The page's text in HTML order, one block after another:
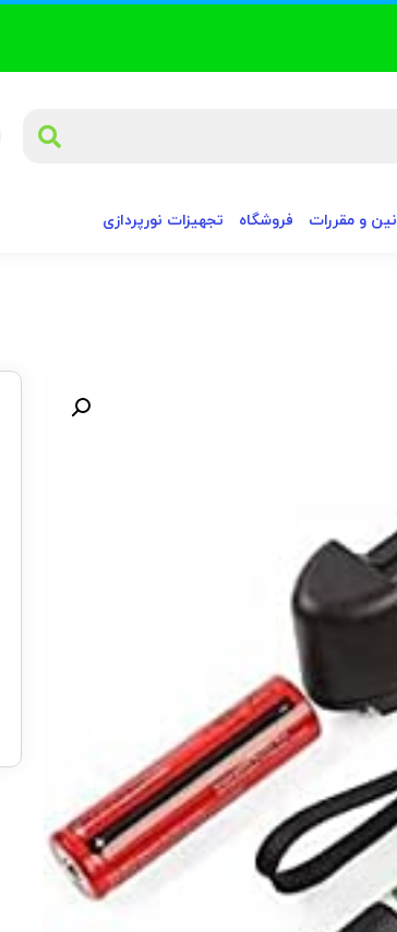
و مقررات فروشگاه تجهیزات نورپردازی